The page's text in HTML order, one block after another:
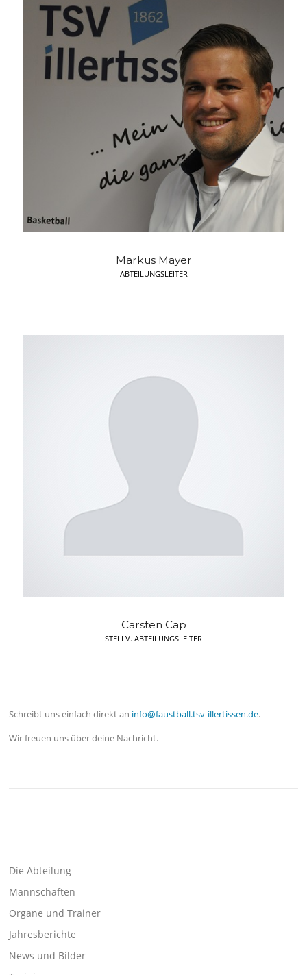
Markus Mayer
ABTEILUNGSLEITER
Carsten Cap
STELLV. ABTEILUNGSLEITER
Schreibt uns einfach direkt an info@faustball.tsv-illertissen.de.
Wir freuen uns über deine Nachricht.
Die Abteilung
Mannschaften
Organe und Trainer
Jahresberichte
News und Bilder